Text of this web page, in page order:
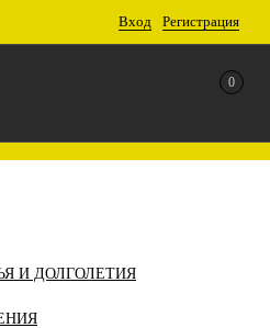
Вход Регистрация
0
И ДОЛГОЛЕТИЯ